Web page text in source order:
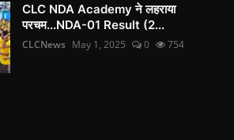
CLC NDA Academy ने लहराया
परचम...NDA-01 Result (2...
CLCNews May 1, 2025 0 754